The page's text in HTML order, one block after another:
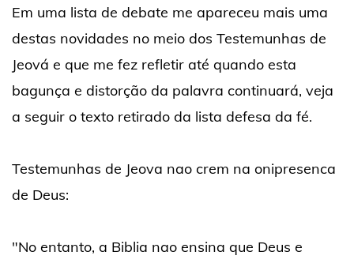
Em uma lista de debate me apareceu mais uma
destas novidades no meio dos Testemunhas de
Jeová e que me fez refletir até quando esta
bagunça e distorção da palavra continuará, veja
a seguir o texto retirado da lista defesa da fé.
Testemunhas de Jeova nao crem na onipresenca
de Deus:
"No entanto, a Biblia nao ensina que Deus e